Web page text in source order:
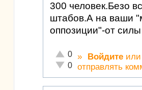
300 человек.Безо
штабов.А на ваши
оппозиции"-от
Отлично!
0
Неадекватно!
0
» Войдите
отправлять